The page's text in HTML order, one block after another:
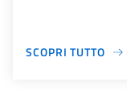
SCOPRI TUTTO